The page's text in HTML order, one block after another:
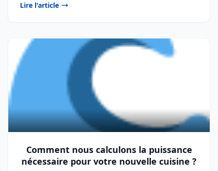
Lire l'article
Comment nous calculons la puissance
nécessaire pour votre nouvelle cuisine ?